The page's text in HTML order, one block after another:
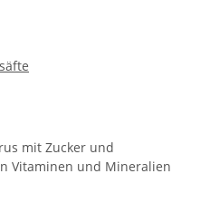
mit Zucker und
Vitaminen und Mineralien